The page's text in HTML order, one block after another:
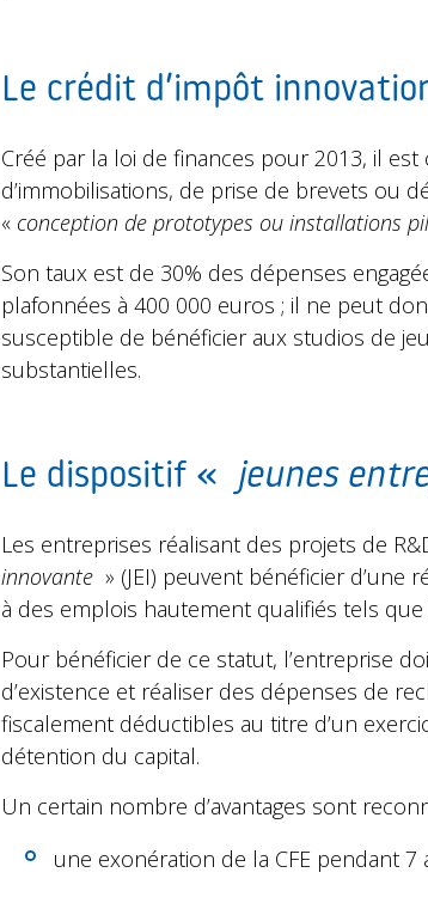
Le crédit d’impôt
Créé par la loi de finances pour 2013, il
d’immobilisations, de prise de brevets ou
« conception de prototypes ou installations
Son taux est de 30% des dépenses
plafonnées à 400 000 euros ; il ne peut
susceptible de bénéficier aux studios de
substantielles.
Le dispositif « jeunes
Les entreprises réalisant des projets de
innovante » (JEI) peuvent bénéficier
à des emplois hautement qualifiés tels
Pour bénéficier de ce statut, l’entreprise
d’existence et réaliser des dépenses de
fiscalement déductibles au titre d’un
détention du capital.
Un certain nombre d’avantages sont
une exonération de la CFE pendant 7